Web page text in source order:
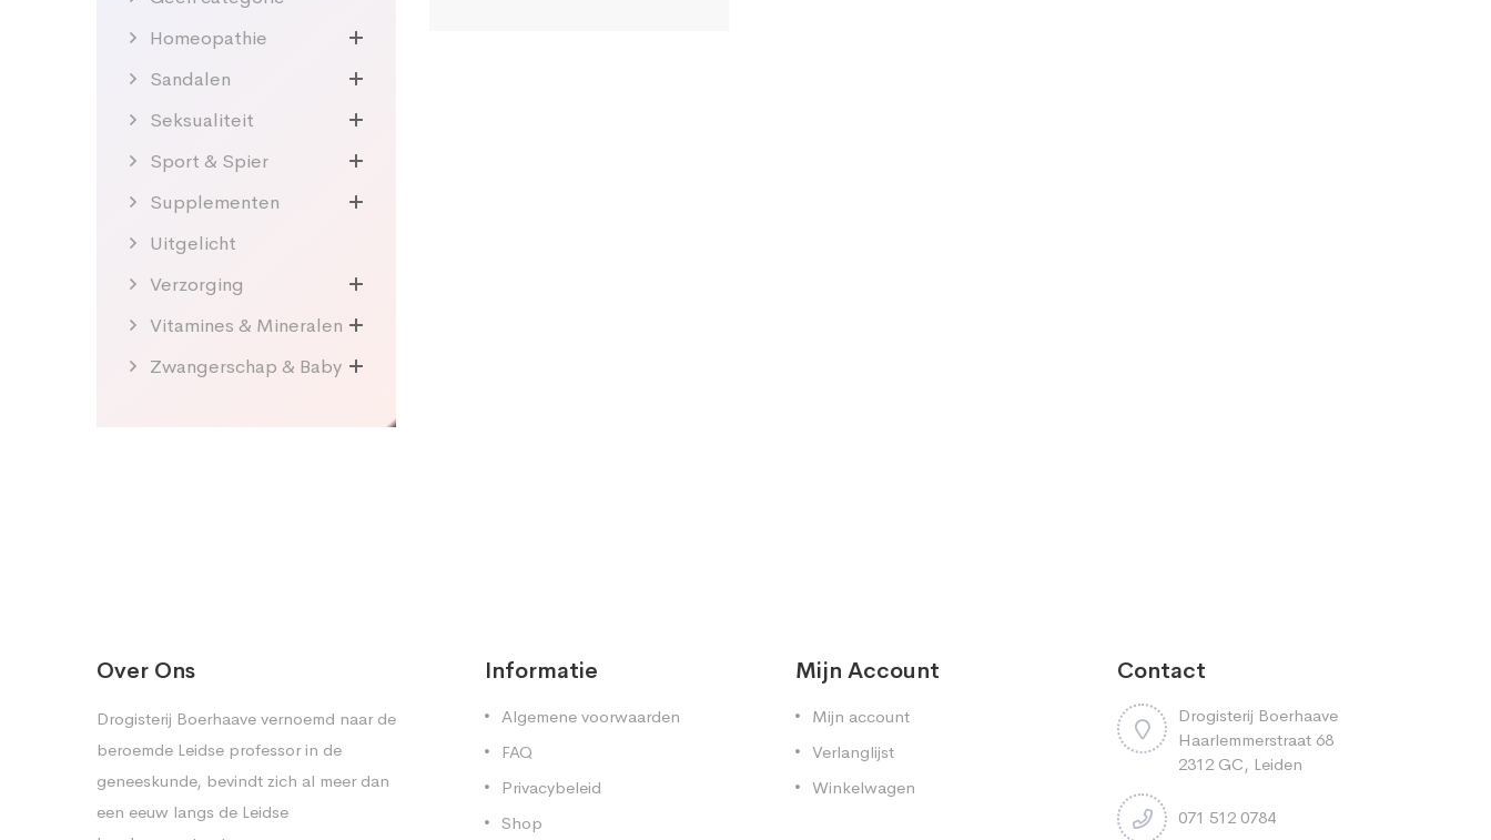
Homeopathie
Sandalen
Seksualiteit
Sport & Spier
Supplementen
Uitgelicht
Verzorging
Vitamines & Mineralen
Zwangerschap & Baby
Over Ons
Drogisterij Boerhaave vernoemd naar de
beroemde Leidse professor in de
geneeskunde, bevindt zich al meer dan
een eeuw langs de Leidse
Informatie
Algemene voorwaarden
FAQ
Privacybeleid
Shop
Mijn Account
Mijn account
Verlanglijst
Winkelwagen
Contact
Drogisterij Boerhaave
Haarlemmerstraat 68
2312 GC, Leiden
071 512 0784